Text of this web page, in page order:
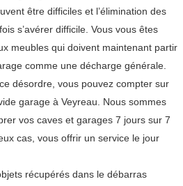
être difficiles et l’élimination des
s’avérer difficile. Vous vous êtes
meubles qui doivent maintenant partir
comme une décharge générale.
désordre, vous pouvez compter sur
garage à Veyreau. Nous sommes
vos caves et garages 7 jours sur 7
cas, vous offrir un service le jour
récupérés dans le débarras